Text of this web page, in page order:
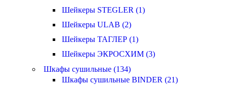
Шейкеры STEGLER (1)
Шейкеры ULAB (2)
Шейкеры ТАГЛЕР (1)
Шейкеры ЭКРОСХИМ (3)
Шкафы сушильные (134)
Шкафы сушильные BINDER (21)